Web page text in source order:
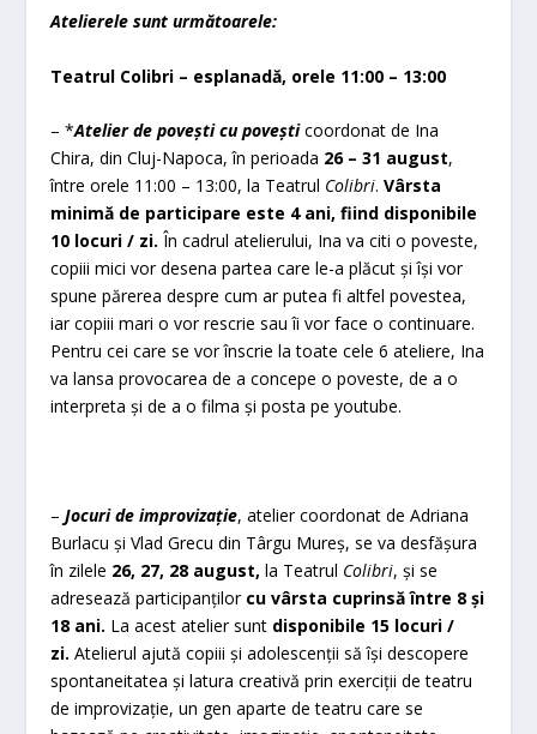
Atelierele sunt următoarele:
Teatrul Colibri – esplanadă, orele 11:00 – 13:00
– *Atelier de povești cu povești coordonat de Ina
Chira, din Cluj-Napoca, în perioada 26 – 31 august,
între orele 11:00 – 13:00, la Teatrul Colibri.Vârsta
minimă de participare este 4 ani, fiind disponibile
10 locuri / zi. În cadrul atelierului, Ina va citi o poveste,
copiii mici vor desena partea care le-a plăcut și își vor
spune părerea despre cum ar putea fi altfel povestea,
iar copiii mari o vor rescrie sau îi vor face o continuare.
Pentru cei care se vor înscrie la toate cele 6 ateliere, Ina
va lansa provocarea de a concepe o poveste, de a o
interpreta și de a o filma și posta pe youtube.
–Jocuri de improvizație, atelier coordonat de Adriana
Burlacu și Vlad Grecu din Târgu Mureș, se va desfășura
în zilele 26, 27, 28 august,la Teatrul Colibri, și se
adresează participanțilorcu vârsta cuprinsă între 8 și
18 ani. La acest atelier sunt disponibile 15 locuri /
zi. Atelierul ajută copiii și adolescenții să își descopere
spontaneitatea și latura creativă prin exerciții de teatru
de improvizație, un gen aparte de teatru care se